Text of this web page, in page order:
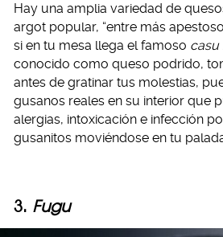
Hay una amplia variedad de
argot popular, “entre más
si en tu mesa llega el famoso casu
conocido como queso podrido,
antes de gratinar tus molestias,
gusanos reales en su interior que
alergias, intoxicación e infección
gusanitos moviéndose en tu
3. Fugu